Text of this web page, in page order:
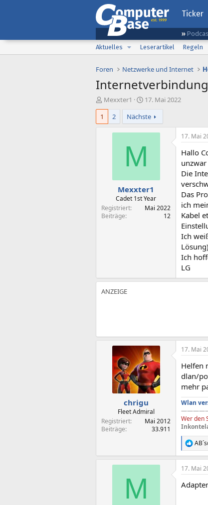
Ticker
Aktuelles
Leserartikel Regeln
Foren Netzwerke und Internet
E
r
t
Mexxter1
E
r
s
t
e
m
17. Mai 2022
1
2 Nächste
M
Mexxter1
Cadet 1st Year
Registriert
Mai 2022
Beiträge
12
17. Mai
Hallo
Die
Das
ich
Kabel
Ich
Ich
LG
chrigu
Fleet Admiral
Registriert
Mai 2012
Beiträge
33.911
17. Mai
Helfen
dlan/
mehr
Wlan
Wer den
R
e
a
k
i
M
17. Mai